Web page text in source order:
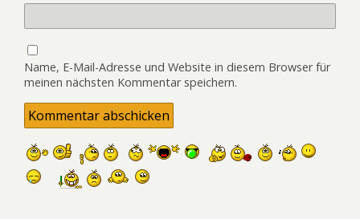
Name, E-Mail-Adresse und Website in diesem Browser für
meinen nächsten Kommentar speichern.